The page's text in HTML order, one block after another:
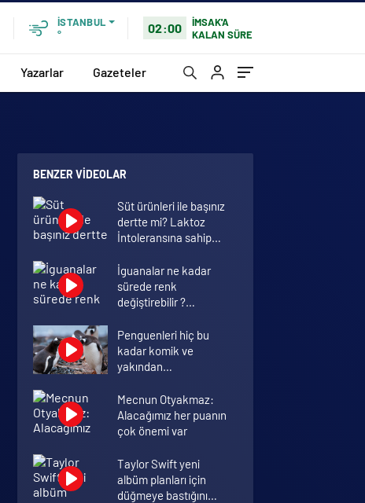
İSTANBUL
°
02:00
İMSAK'A
KALAN SÜRE
Yazarlar Gazeteler
BENZER VIDEOLAR
Süt ürünleri ile başınız
dertte mi? Laktoz
İntoleransına sahip
İguanalar ne kadar
sürede renk
değiştirebilir ?
Penguenleri hiç bu
kadar komik ve
yakından
Mecnun Otyakmaz:
Alacağımız her puanın
çok önemi var
Taylor Swift yeni
albüm planları için
düğmeye bastığını